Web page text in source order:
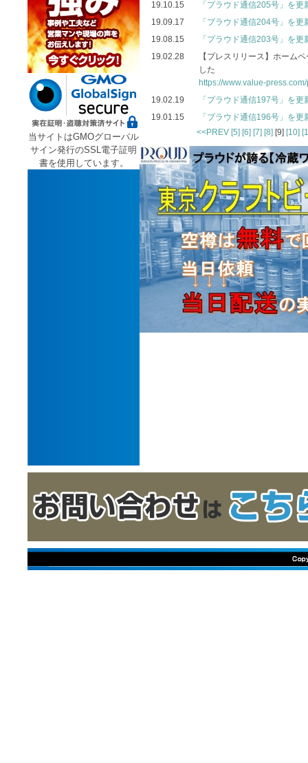
19.10.15 「プラウド通信205号」を更
19.09.17 「プラウド通信204号」を更
19.08.15 「プラウド通信203号」を更
19.02.28
【プレスリリース】ホーム
した
https://www.value-
19.02.19 「プラウド通信197号」を更
19.01.15
「プラウド通信196号」を更
<<PREV [5] [6] [7] [8] [9] [10]
当サイトはGMOグローバル
サイン発行のSSL電子証明
書を使用しています。